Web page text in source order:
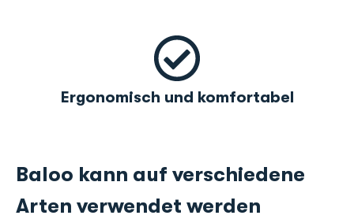
Ergonomisch und komfortabel
Baloo kann auf verschiedene
Arten verwendet werden